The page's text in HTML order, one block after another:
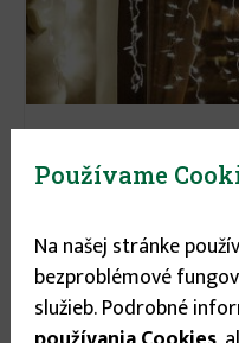
LED svietiaci záves-
210LC/WW
Používame
Na našej stránke
bezproblémové
služieb. Podrobné